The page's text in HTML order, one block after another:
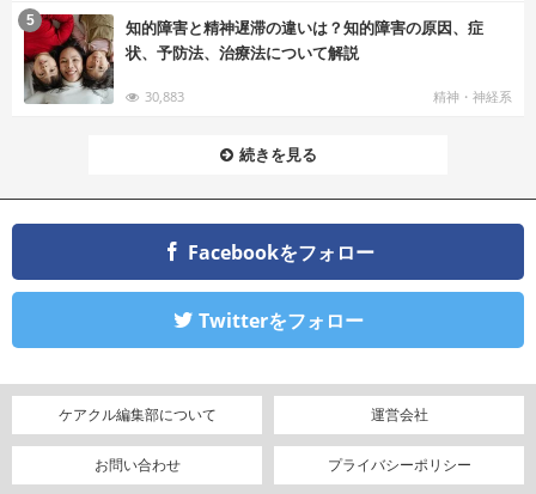
知的障害と精神遅滞の違いは？知的障害の原因、症
状、予防法、治療法について解説
30,883 精神・神経系
5
続きを見る
Facebookをフォロー
Twitterをフォロー
ケアクル編集部について 運営会社
お問い合わせ プライバシーポリシー